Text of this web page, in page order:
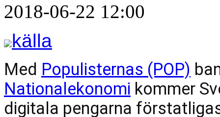
2018-06-22 12:00
källa
Med Populisternas (POP)
Nationalekonomi kommer